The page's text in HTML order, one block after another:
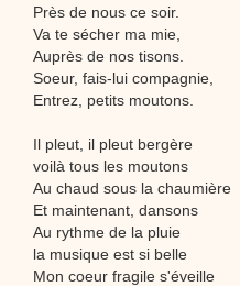
Près de nous ce soir.
Va te sécher ma mie,
Auprès de nos tisons.
Soeur, fais-lui compagnie,
Entrez, petits moutons.
Il pleut, il pleut bergère
voilà tous les moutons
Au chaud sous la chaumière
Et maintenant, dansons
Au rythme de la pluie
la musique est si belle
Mon coeur fragile s'éveille